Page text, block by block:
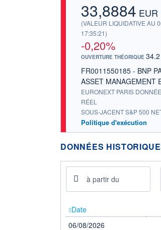
33,8884 EUR
(VALEUR LIQUIDATIVE AU
17:35:21)
-0,20%
OUVERTURE THÉORIQUE 34.2
FR0011550185 - BNP
ASSET MANAGEMENT
EURONEXT PARIS
RÉEL
SOUS-JACENT S&P 500
Politique d'exécution
DONNÉES
Date
06/08/2026